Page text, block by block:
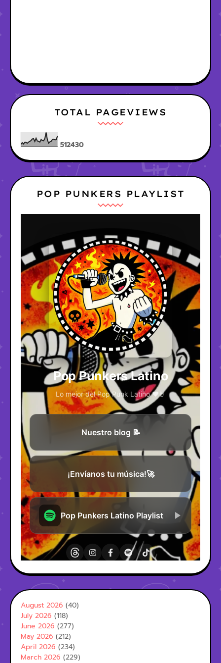
TOTAL PAGEVIEWS
512430
POP PUNKERS PLAYLIST
August 2026 (40)
July 2026 (118)
June 2026 (277)
May 2026 (212)
April 2026 (234)
March 2026 (229)